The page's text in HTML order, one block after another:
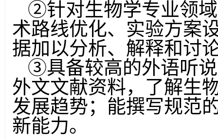
②针对生物学专业领
术路线优化、实验方案
据加以分析、解释和讨
③具备较高的外语听
外文文献资料，了解生
发展趋势；能撰写规范
新能力。